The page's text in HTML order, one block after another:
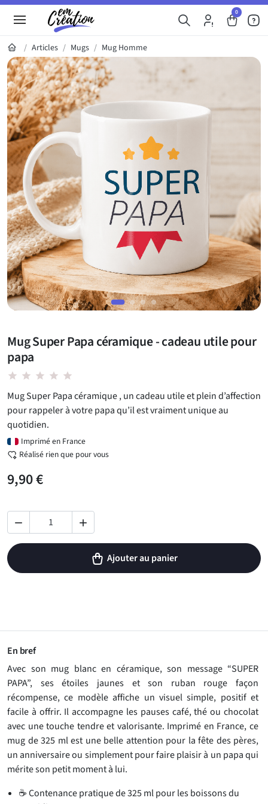
0
Articles Mugs Mug Homme
Galerie du produit
Mug Super Papa céramique - cadeau utile pour
papa
star star star star star
Mug Super Papa céramique , un cadeau utile et plein d’affection
pour rappeler à votre papa qu’il est vraiment unique au
quotidien.
Imprimé en France
Réalisé rien que pour vous
9,90 €
 
Ajouter au panier
En bref
Avec son mug blanc en céramique, son message “SUPER
PAPA”, ses étoiles jaunes et son ruban rouge façon
récompense, ce modèle affiche un visuel simple, positif et
facile à offrir. Il accompagne les pauses café, thé ou chocolat
avec une touche tendre et valorisante. Imprimé en France, ce
mug de 325 ml est une belle attention pour la fête des pères,
un anniversaire ou simplement pour faire plaisir à un papa qui
mérite son petit moment à lui.
☕ Contenance pratique de 325 ml pour les boissons du